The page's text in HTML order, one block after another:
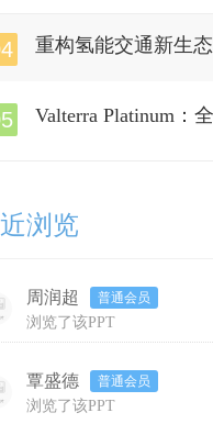
重构氢能交通新生
Valterra Platinum：
浏览
周润超 普通会员
浏览了该PPT
覃盛德 普通会员
浏览了该PPT